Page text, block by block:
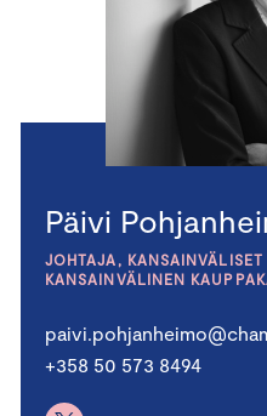
Päivi
JOHTAJA,
KANSAINVÄLINEN
+358 50 573 8494